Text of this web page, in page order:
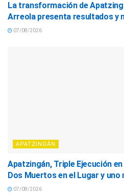
La transformación de
Arreola presenta resultados y
07/08/2026
APATZINGÁN
Apatzingán, Triple Ejecución
Dos Muertos en el Lugar y uno
07/08/2026